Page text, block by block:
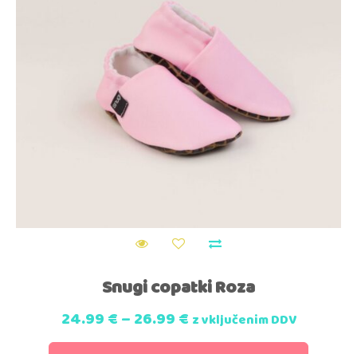
Snugi copatki Roza
24.99€–26.99€ z vključenim DDV